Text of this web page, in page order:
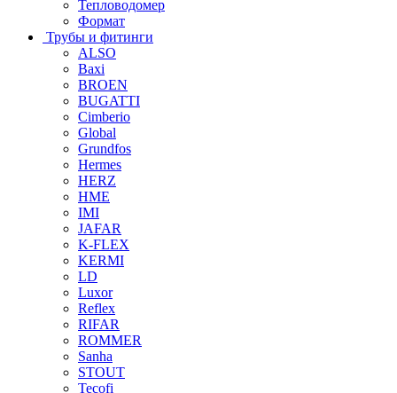
Тепловодомер
Формат
Трубы и фитинги
ALSO
Baxi
BROEN
BUGATTI
Cimberio
Global
Grundfos
Hermes
HERZ
HME
IMI
JAFAR
K-FLEX
KERMI
LD
Luxor
Reflex
RIFAR
ROMMER
Sanha
STOUT
Tecofi